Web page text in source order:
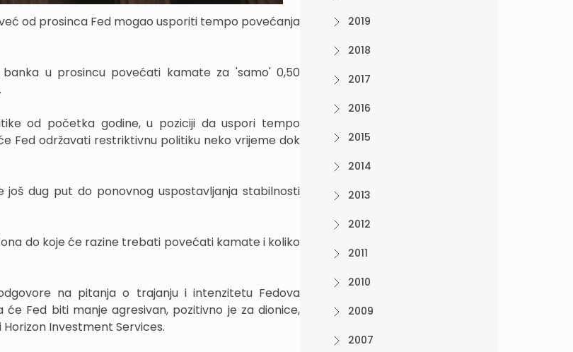
od prosinca Fed mogao usporiti tempo povećanja
u prosincu povećati kamate za 'samo' 0,50
od početka godine, u poziciji da uspori tempo
Fed održavati restriktivnu politiku neko vrijeme dok
dug put do ponovnog uspostavljanja stabilnosti
do koje će razine trebati povećati kamate i koliko
na pitanja o trajanju i intenzitetu Fedova
Fed biti manje agresivan, pozitivno je za dionice,
Investment Services.
2019
2018
2017
2016
2015
2014
2013
2012
2011
2010
2009
2007